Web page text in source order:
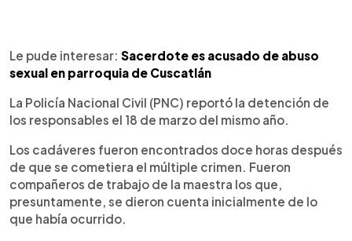
Le pude interesar: Sacerdote es acusado de abuso
sexual en parroquia de Cuscatlán
La Policía Nacional Civil (PNC) reportó la detención de
los responsables el 18 de marzo del mismo año.
Los cadáveres fueron encontrados doce horas después
de que se cometiera el múltiple crimen. Fueron
compañeros de trabajo de la maestra los que,
presuntamente, se dieron cuenta inicialmente de lo
que había ocurrido.